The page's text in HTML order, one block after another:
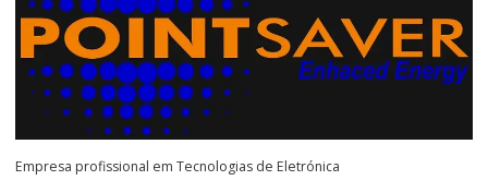
Empresa profissional em Tecnologias de Eletrónica